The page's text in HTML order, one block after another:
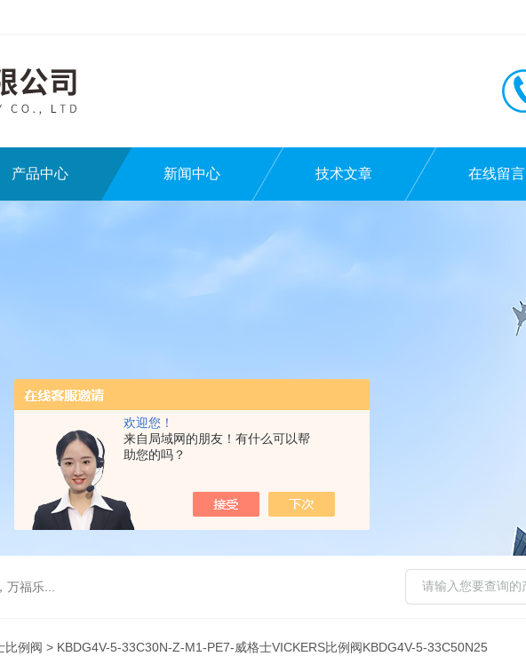
欢迎您！
来自局域网的朋友！有什么可以帮
助您的吗？
产品中心 新闻中心 技术文章 在线留言
福乐...
比例阀 > KBDG4V-5-33C30N-Z-M1-PE7-威格士VICKERS比例阀KBDG4V-5-33C50N25